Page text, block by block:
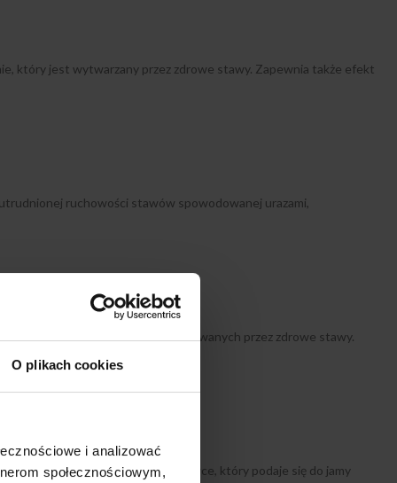
O plikach cookies
i analizować
społecznościowym,
który jest wytwarzany przez zdrowe stawy. Zapewnia także efekt
ruchowości stawów spowodowanej urazami,
w normalnych warunkach produkowanych przez zdrowe stawy.
zastrzyku w ampułkostrzykawce, który podaje się do jamy